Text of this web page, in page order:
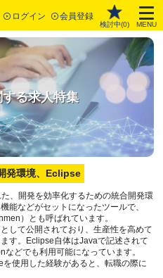
ログイン 会員登録
検討中(0) MENU
る求人特集
発環境、Eclipse
、開発を効率化するための統合開発環
能などがセットになったツールで、
）とも呼ばれています。
して公開されており、生産性を高めて
す。Eclipse自体はJavaで記述されて
どでも利用可能になっています。
使用した経験があると、転職の際に